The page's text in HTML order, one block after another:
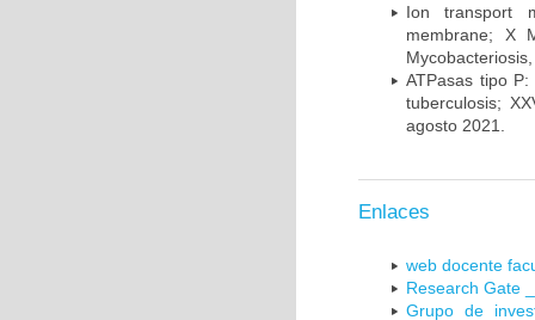
Ion transport
membrane; X
ATPasas tipo
tuberculosis;
agosto 2021.
Enlaces
web docente
Research Gate
Grupo de